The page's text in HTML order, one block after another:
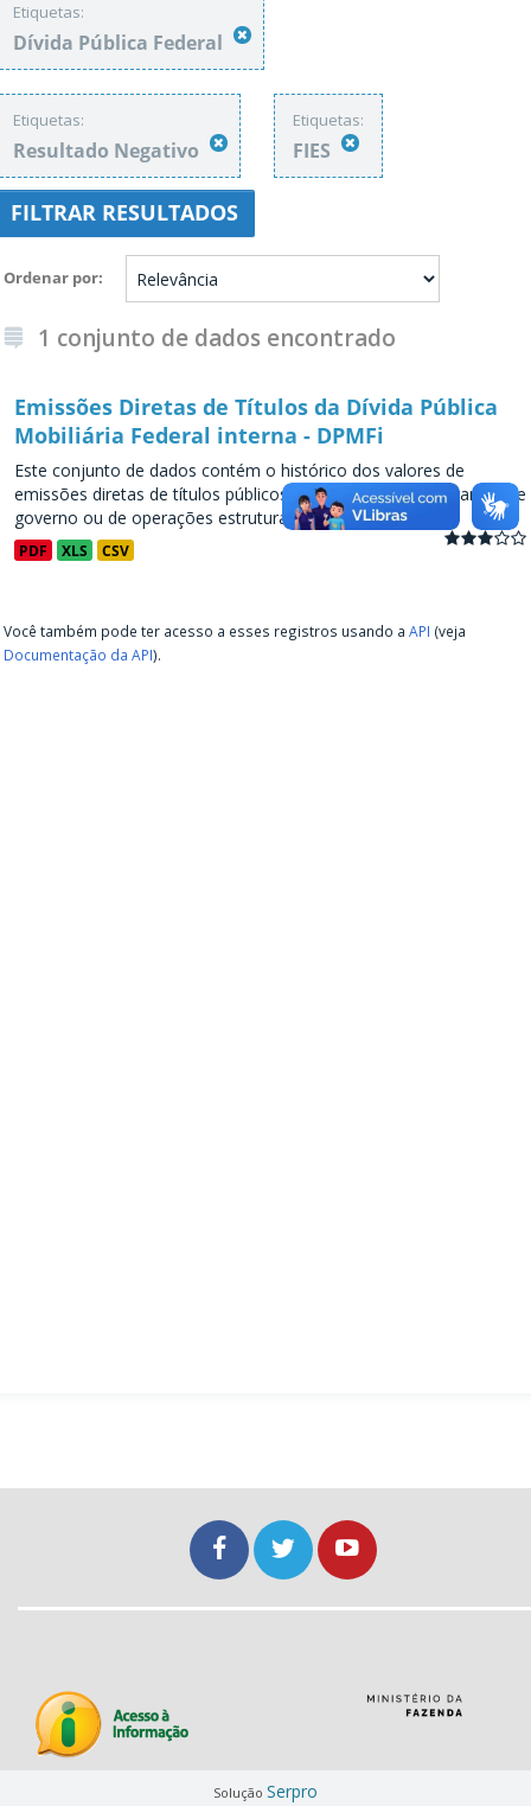
Etiquetas:
Dívida Pública Federal
Etiquetas:
Resultado Negativo
Etiquetas:
FIES
FILTRAR RESULTADOS
Ordenar por
1 conjunto de dados encontrado
Emissões Diretas de Títulos da Dívida Pública
Mobiliária Federal interna - DPMFi
Este conjunto de dados contém o histórico dos valores de
emissões diretas de títulos públicos, decorrentes de programas de
governo ou de operações estruturadas, a partir de...
PDF XLS CSV
Você também pode ter acesso a esses registros usando a API (veja
Documentação da API).
Solução Serpro